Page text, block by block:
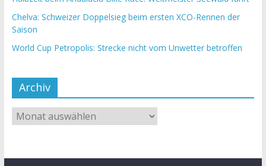
Chelva: Schweizer Doppelsieg beim ersten XCO-Rennen der
Saison
World Cup Petropolis: Strecke nicht vom Unwetter betroffen
Archiv